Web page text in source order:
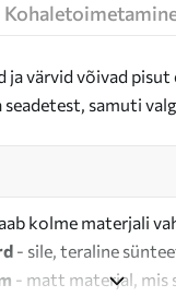
värvid võivad
samuti
kolme materjali
- sile, teraline
- matt materjal, mis